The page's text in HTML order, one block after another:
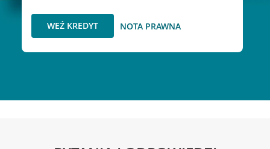
WEŹ KREDYT NOTA PRAWNA